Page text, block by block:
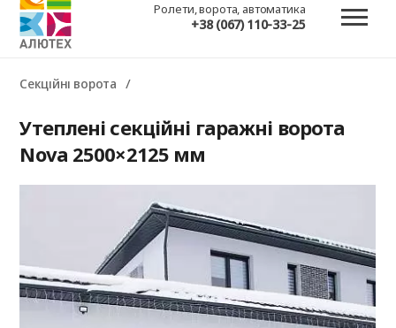
Ролети, ворота, автоматика
+38 (067) 110-33-25
Секційні ворота
Утеплені секційні гаражні ворота
Nova 2500×2125 мм